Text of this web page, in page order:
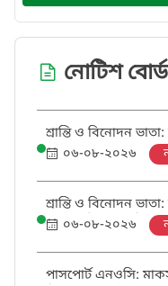
নোটিশ বোর্ড
শ্রান্তি ও বিনোদন
০৬-০৮-২০২৬
শ্রান্তি ও বিনোদন
মেট্রোপলিটন
০৬-০৮-২০২৬
পাসপোর্ট এনওসি: